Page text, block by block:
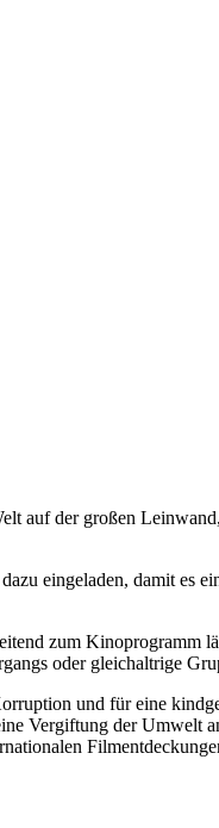
auf der großen
eingeladen, damit es
zum Kinoprogramm
oder gleichaltrige
und für eine
Vergiftung der